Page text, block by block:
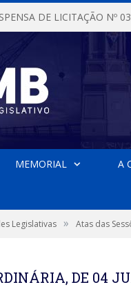
MEMORIAL A
Legislativas » Atas das
DE 04